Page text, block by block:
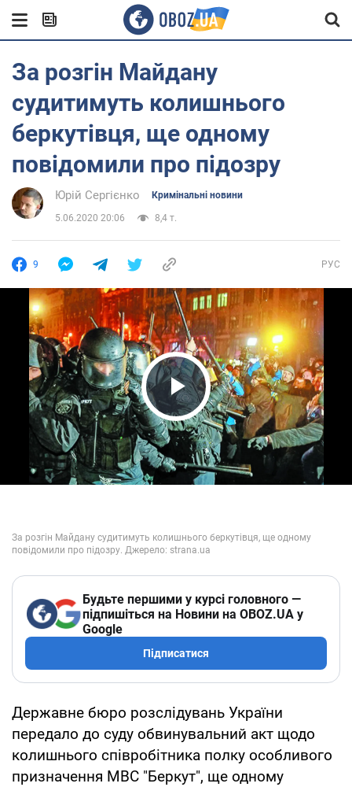
За розгін Майдану
судитимуть колишнього
беркутівця, ще одному
повідомили про підозру
Юрій Сергієнко Кримінальні новини
5.06.2020 20:06 8,4 т.
9 РУС
Play Video
Будьте першими у курсі головного —
підпишіться на Новини на OBOZ.UA у
Google
Підписатися
Державне бюро розслідувань України
передало до суду обвинувальний акт щодо
колишнього співробітника полку особливого
призначення МВС "Беркут", ще одному